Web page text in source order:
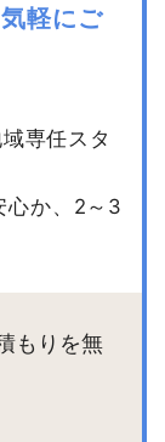
軽にご
専任スタ
心か、2～3
もりを無